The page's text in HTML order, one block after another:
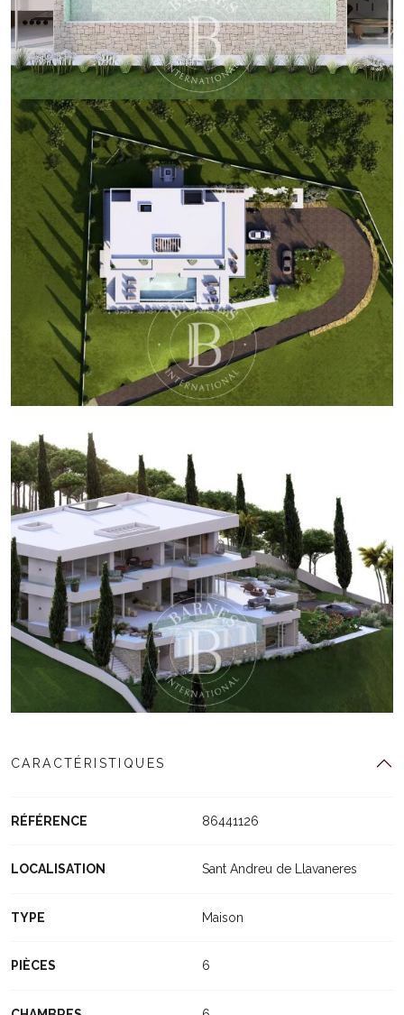
CARACTÉRISTIQUES
RÉFÉRENCE 86441126
LOCALISATION Sant Andreu de Llavaneres
TYPE Maison
PIÈCES 6